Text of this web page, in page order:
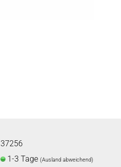
37256
1-3 Tage(Ausland abweichend)